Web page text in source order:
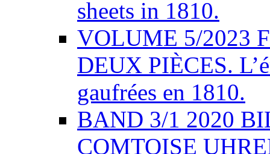
sheets in 1810.
VOLUME 5/2023
DEUX PIÈCES.
gaufrées en 1810.
BAND 3/1 2020
COMTOISE